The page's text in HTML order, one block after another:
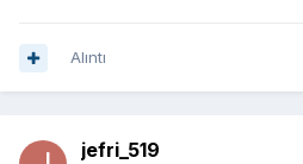
Alıntı
jefri_519